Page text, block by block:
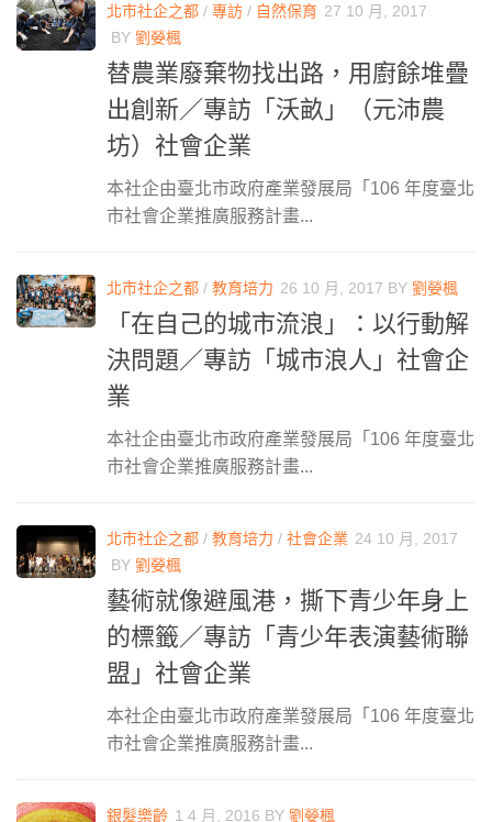
北市社企之都 / 專訪 / 自然保育 27 10 月, 2017
BY 劉嫈楓
替農業廢棄物找出路，用廚餘堆疊
出創新／專訪「沃畝」（元沛農
坊）社會企業
本社企由臺北市政府產業發展局「106 年度臺北
市社會企業推廣服務計畫...
北市社企之都 / 教育培力 26 10 月, 2017 BY 劉嫈楓
「在自己的城市流浪」：以行動解
決問題／專訪「城市浪人」社會企
業
本社企由臺北市政府產業發展局「106 年度臺北
市社會企業推廣服務計畫...
北市社企之都 / 教育培力 / 社會企業 24 10 月, 2017
BY 劉嫈楓
藝術就像避風港，撕下青少年身上
的標籤／專訪「青少年表演藝術聯
盟」社會企業
本社企由臺北市政府產業發展局「106 年度臺北
市社會企業推廣服務計畫...
銀髮樂齡 1 4 月, 2016 BY 劉嫈楓